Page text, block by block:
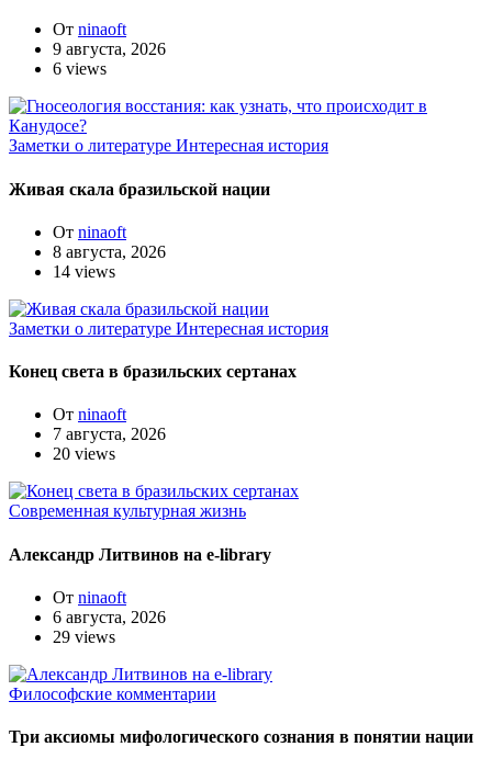
От ninaoft
9 августа, 2026
6 views
Заметки о литературе Интересная история
Живая скала бразильской нации
От ninaoft
8 августа, 2026
14 views
Заметки о литературе Интересная история
Конец света в бразильских сертанах
От ninaoft
7 августа, 2026
20 views
Современная культурная жизнь
Александр Литвинов на e-library
От ninaoft
6 августа, 2026
29 views
Философские комментарии
Три аксиомы мифологического сознания в понятии нации